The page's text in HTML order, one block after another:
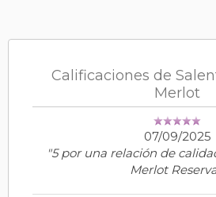
Calificaciones de
Merlot
07/09/2025
"5 por una relación de
Merlot